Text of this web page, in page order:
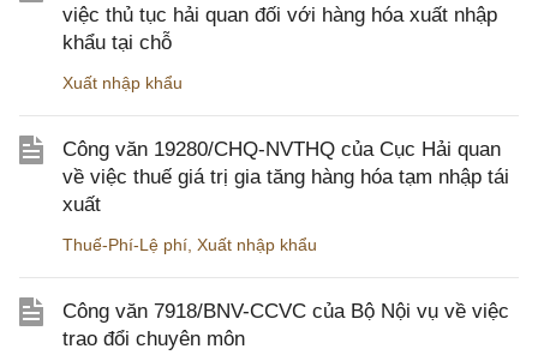
việc thủ tục hải quan đối với hàng hóa xuất nhập
khẩu tại chỗ
Xuất nhập khẩu
Công văn 19280/CHQ-NVTHQ của Cục Hải quan
về việc thuế giá trị gia tăng hàng hóa tạm nhập tái
xuất
Thuế-Phí-Lệ phí Xuất nhập khẩu
Công văn 7918/BNV-CCVC của Bộ Nội vụ về việc
trao đổi chuyên môn